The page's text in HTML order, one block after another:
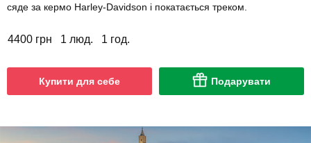
сяде за кермо Harley-Davidson і покатається треком.
4400 грн 1 люд. 1 год.
Купити для себе Подарувати